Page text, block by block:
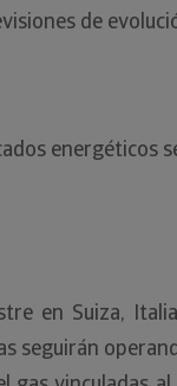
de
energéticos
en Suiza,
seguirán